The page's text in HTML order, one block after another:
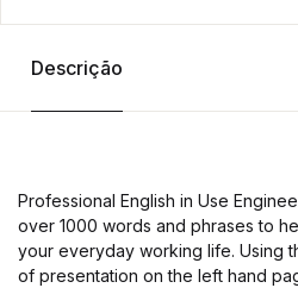
Descrição
Professional English in Use
over 1000 words and phrases to
your everyday working life. Using
of presentation on the left hand